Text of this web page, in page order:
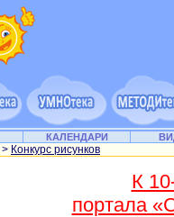
КАЛЕНДАРИ
> Конкурс рисунков
К
портала